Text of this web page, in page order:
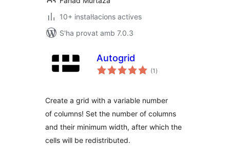
10+ instal·lacions actives
S'ha provat amb 7.0.3
Autogrid
(1 puntuacions
totals
)
Create a grid with a variable number
of columns! Set the number of columns
and their minimum width, after which the
cells will be redistributed.